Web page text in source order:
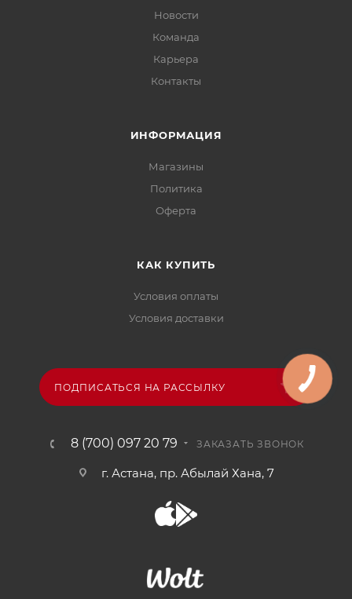
Новости
Команда
Карьера
Контакты
ИНФОРМАЦИЯ
Магазины
Политика
Офертa
КАК КУПИТЬ
Условия оплаты
Условия доставки
ПОДПИСАТЬСЯ НА РАССЫЛКУ
8 (700) 097 20 79 ЗАКАЗАТЬ ЗВОНОК
г. Астана, пр. Абылай Хана, 7